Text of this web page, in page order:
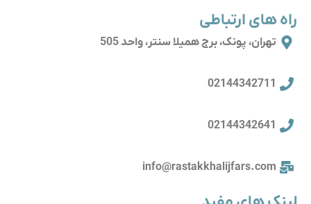
راه های ارتباطی
تهران، پونک، برج همیلا سنتر، واحد 505
02144342711
02144342641
info@rastakkhalijfars.com